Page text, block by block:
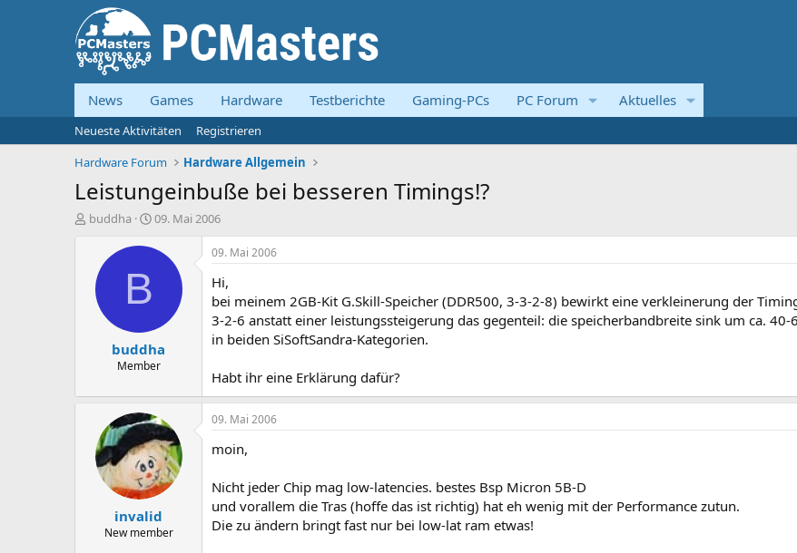
News Games Hardware Testberichte Gaming-PCs PC Forum Aktuelles
Neueste Aktivitäten
Registrieren
Hardware Forum
Hardware Allgemein
Leistungeinbuße bei besseren Timings!?
E
buddha
E
s
t
a
m
09. Mai 2006
B
buddha
Member
09. Mai 2006
Hi,
bei meinem 2GB-Kit G.Skill-Speicher (DDR500, 3-3-2-8) bewirkt eine verkleinerung der
3-2-6 anstatt einer leistungssteigerung das gegenteil: die speicherbandbreite sink um ca. 40-
in beiden SiSoftSandra-Kategorien.
Habt ihr eine Erklärung dafür?
invalid
New member
09. Mai 2006
moin,
Nicht jeder Chip mag low-latencies. bestes Bsp Micron 5B-D
und vorallem die Tras (hoffe das ist richtig) hat eh wenig mit der Performance zutun.
Die zu ändern bringt fast nur bei low-lat ram etwas!